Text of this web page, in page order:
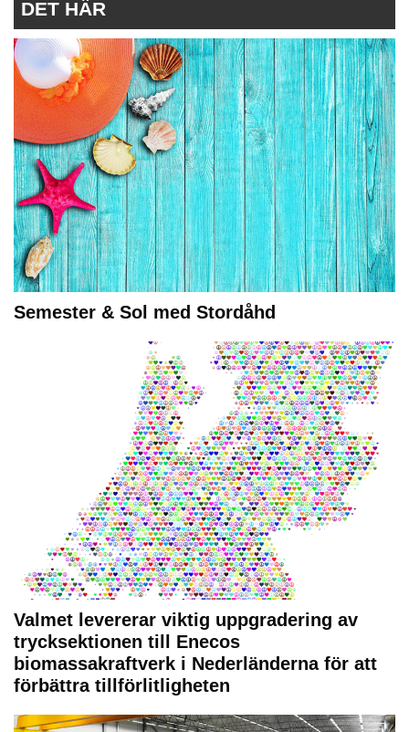
DET HÄR
Semester & Sol med Stordåhd
Valmet levererar viktig uppgradering av
trycksektionen till Enecos
biomassakraftverk i Nederländerna för att
förbättra tillförlitligheten